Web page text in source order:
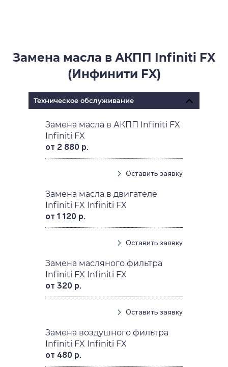
Замена масла в АКПП Infiniti FX
(Инфинити FX)
Техническое обслуживание
Замена масла в АКПП Infiniti FX
Infiniti FX
от 2 880 р.
Оставить заявку
Замена масла в двигателе
Infiniti FX Infiniti FX
от 1 120 р.
Оставить заявку
Замена масляного фильтра
Infiniti FX Infiniti FX
от 320 р.
Оставить заявку
Замена воздушного фильтра
Infiniti FX Infiniti FX
от 480 р.